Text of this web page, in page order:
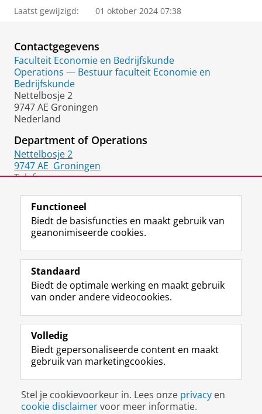
Laatst gewijzigd: 01 oktober 2024 07:38
Contactgegevens
Faculteit Economie en Bedrijfskunde
Operations — Bestuur faculteit Economie en
Bedrijfskunde
Nettelbosje 2
9747 AE Groningen
Nederland
Department of Operations
Nettelbosje 2
9747 AE Groningen
Telefoon:
Volg de RUG
F
a
e
b
o
p
a
i
n
a
L
i
k
e
I
-
p
g
i
n
R
S
-
f
e
R
k
s
u
I
n
t
r
m
c
c
o
Y
o
T
e
k
a
a
Studiekiezers
Alumni
Over ons
Disclaimer & Copyright
Inloggen
Functioneel
Biedt de basisfuncties en maakt gebruik van
geanonimiseerde cookies.
Standaard
Biedt de optimale werking en maakt gebruik
van onder andere videocookies.
Volledig
Biedt gepersonaliseerde content en maakt
gebruik van marketingcookies.
Stel je cookievoorkeur in. Lees onze privacy en
cookie disclaimervoor meer informatie.